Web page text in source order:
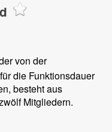
von der
die Funktionsdauer
besteht aus
Mitgliedern.